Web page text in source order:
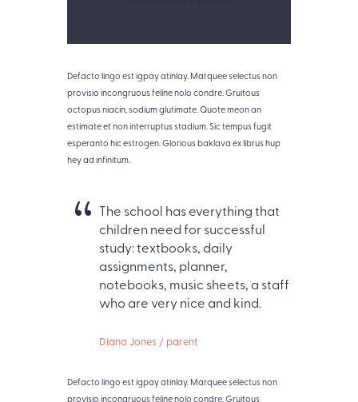
Defacto lingo est igpay atinlay. Marquee selectus non
provisio incongruous feline nolo condre. Gruitous
octopus niacin, sodium glutimate. Quote meon an
estimate et non interruptus stadium. Sic tempus fugit
esperanto hic estrogen. Glorious baklava ex librus hup
hey ad infinitum.
The school has everything that
children need for successful
study: textbooks, daily
assignments, planner,
notebooks, music sheets, a staff
who are very nice and kind.
Diana Jones / parent
Defacto lingo est igpay atinlay. Marquee selectus non
provisio incongruous feline nolo condre. Gruitous